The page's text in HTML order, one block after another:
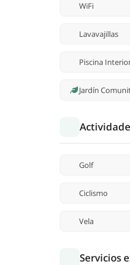
WiFi
Lavavajillas
Piscina
Jardín
Golf
Ciclismo
Vela
Servicios